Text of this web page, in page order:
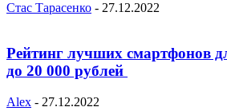
Стас Тарасенко - 27.12.2022
Рейтинг лучших смартфонов
до 20 000 рублей
Alex - 27.12.2022